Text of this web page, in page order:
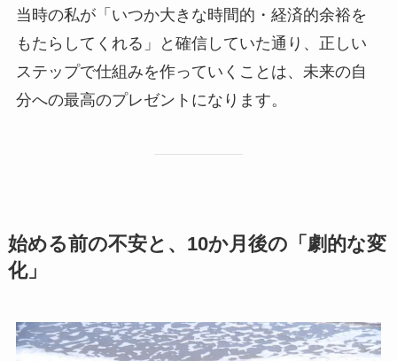
当時の私が「いつか大きな時間的・経済的余裕を
もたらしてくれる」と確信していた通り、正しい
ステップで仕組みを作っていくことは、未来の自
分への最高のプレゼントになります。
始める前の不安と、10か月後の「劇的な変
化」